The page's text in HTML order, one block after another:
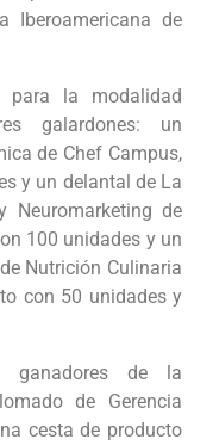
Iberoamericana de
para la modalidad
galardones: un
de Chef Campus,
y un delantal de La
Neuromarketing de
100 unidades y un
Nutrición Culinaria
con 50 unidades y
ganadores de la
de Gerencia
cesta de producto